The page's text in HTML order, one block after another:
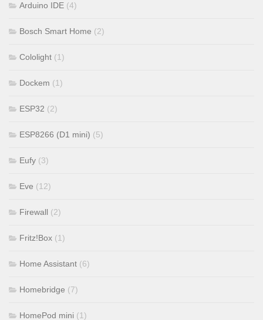
Arduino IDE (4)
Bosch Smart Home (2)
Cololight (1)
Dockem (1)
ESP32 (2)
ESP8266 (D1 mini) (5)
Eufy (3)
Eve (12)
Firewall (2)
Fritz!Box (1)
Home Assistant (6)
Homebridge (7)
HomePod mini (1)